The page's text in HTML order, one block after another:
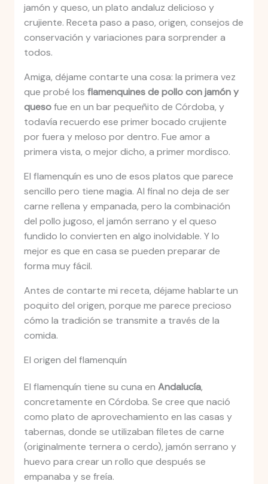
jamón y queso, un plato andaluz delicioso y
crujiente. Receta paso a paso, origen, consejos de
conservación y variaciones para sorprender a
todos.
Amiga, déjame contarte una cosa: la primera vez
que probé los flamenquines de pollo con jamón y
quesofue en un bar pequeñito de Córdoba, y
todavía recuerdo ese primer bocado crujiente
por fuera y meloso por dentro. Fue amor a
primera vista, o mejor dicho, a primer mordisco.
El flamenquín es uno de esos platos que parece
sencillo pero tiene magia. Al final no deja de ser
carne rellena y empanada, pero la combinación
del pollo jugoso, el jamón serrano y el queso
fundido lo convierten en algo inolvidable. Y lo
mejor es que en casa se pueden preparar de
forma muy fácil.
Antes de contarte mi receta, déjame hablarte un
poquito del origen, porque me parece precioso
cómo la tradición se transmite a través de la
comida.
El origen del flamenquín
El flamenquín tiene su cuna en Andalucía,
concretamente en Córdoba. Se cree que nació
como plato de aprovechamiento en las casas y
tabernas, donde se utilizaban filetes de carne
(originalmente ternera o cerdo), jamón serrano y
huevo para crear un rollo que después se
empanaba y se freía.